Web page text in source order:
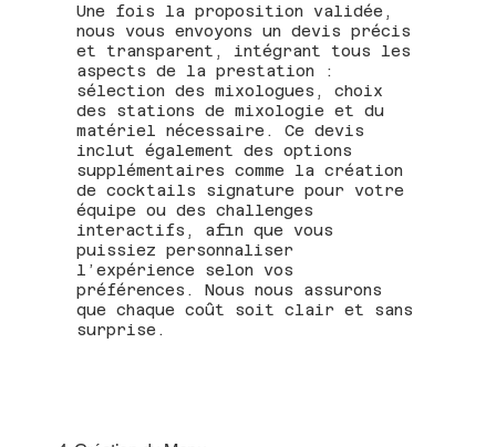
Une fois la proposition validée,
nous vous envoyons un devis précis
et transparent, intégrant tous les
aspects de la prestation :
sélection des mixologues, choix
des stations de mixologie et du
matériel nécessaire. Ce devis
inclut également des options
supplémentaires comme la création
de cocktails signature pour votre
équipe ou des challenges
interactifs, afin que vous
puissiez personnaliser
l’expérience selon vos
préférences. Nous nous assurons
que chaque coût soit clair et sans
surprise.